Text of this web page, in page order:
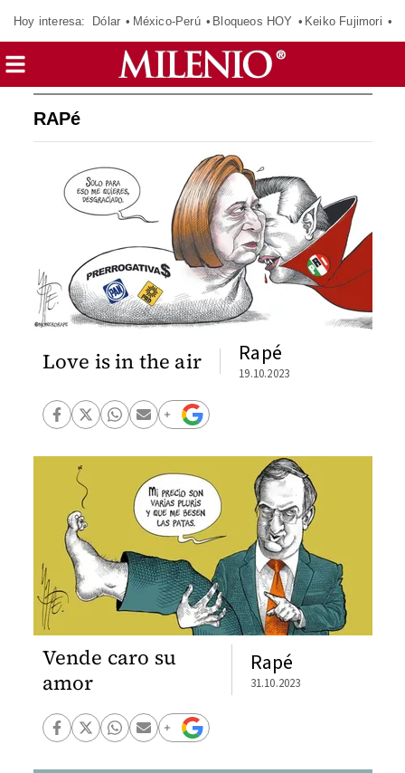
Hoy interesa: Dólar México-Perú Bloqueos HOY Keiko Fujimori
RAPé
Love is in the air Rapé
19.10.2023
Vende caro su
amor
Rapé
31.10.2023